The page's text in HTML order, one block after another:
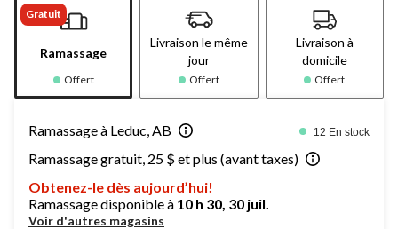
Gratuit
Ramassage
Offert
Livraison le même
jour
Offert
Livraison à
domicile
Offert
Ramassage à Leduc, AB 12 En stock
Ramassage gratuit, 25 $ et plus (avant taxes)
Obtenez-le dès aujourd’hui!
Ramassage disponible à 10 h 30, 30 juil.
Voir d'autres magasins